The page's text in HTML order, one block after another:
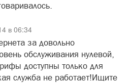
в 06:34
за довольно
обслуживания нулевой,
доступны только для
служба не работает!Ищите